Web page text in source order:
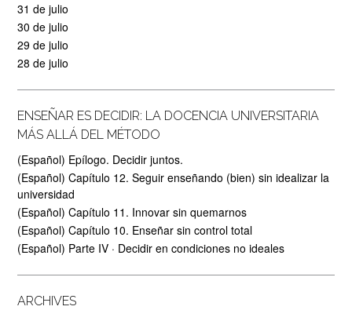
31 de julio
30 de julio
29 de julio
28 de julio
ENSEÑAR ES DECIDIR: LA DOCENCIA UNIVERSITARIA
MÁS ALLÁ DEL MÉTODO
(Español) Epílogo. Decidir juntos.
(Español) Capítulo 12. Seguir enseñando (bien) sin idealizar la
universidad
(Español) Capítulo 11. Innovar sin quemarnos
(Español) Capítulo 10. Enseñar sin control total
(Español) Parte IV · Decidir en condiciones no ideales
ARCHIVES